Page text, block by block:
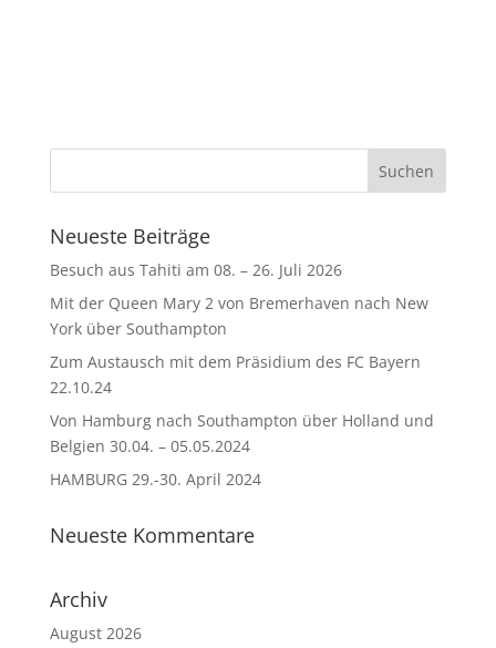
Neueste Beiträge
Besuch aus Tahiti am 08. – 26. Juli 2026
Mit der Queen Mary 2 von Bremerhaven nach New
York über Southampton
Zum Austausch mit dem Präsidium des FC Bayern
22.10.24
Von Hamburg nach Southampton über Holland und
Belgien 30.04. – 05.05.2024
HAMBURG 29.-30. April 2024
Neueste Kommentare
Archiv
August 2026